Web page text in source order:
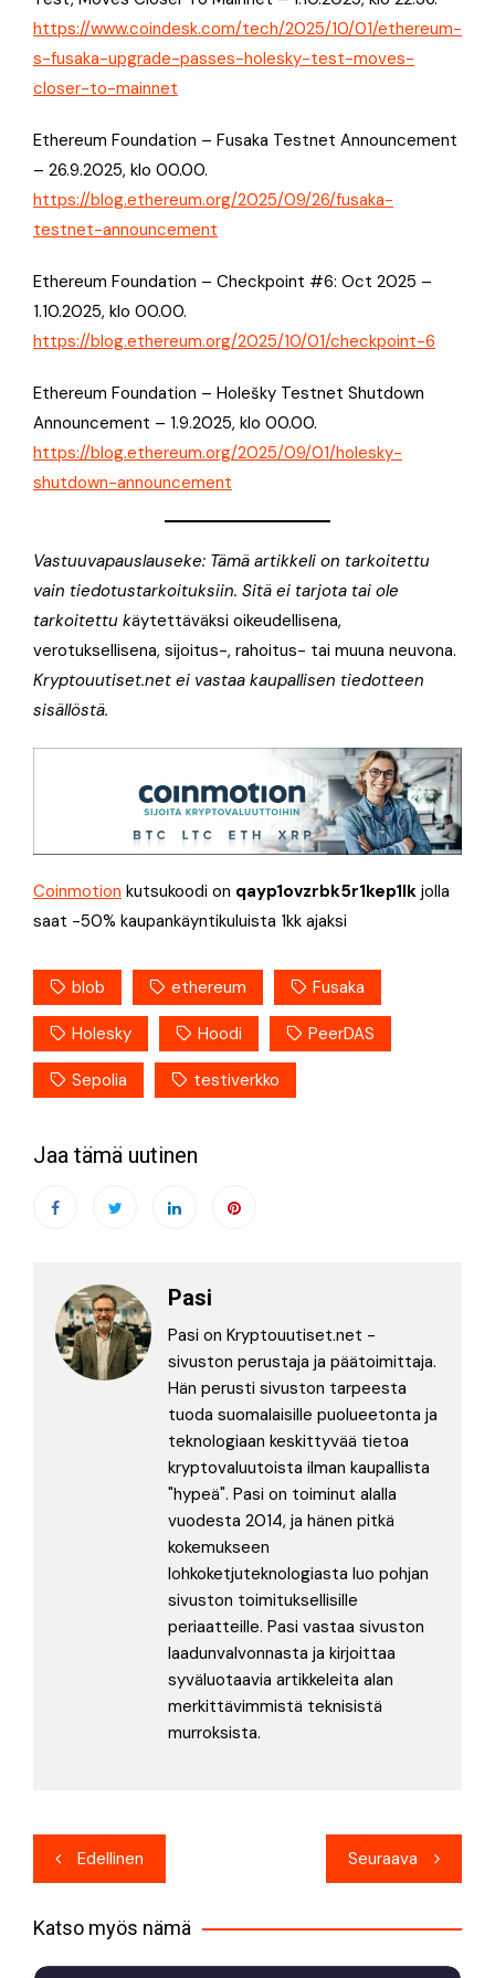
https://www.coindesk.com/tech/2025/10/01/ethereum-
s-fusaka-upgrade-passes-holesky-test-moves-
closer-to-mainnet
Ethereum Foundation – Fusaka Testnet Announcement
– 26.9.2025, klo 00.00.
https://blog.ethereum.org/2025/09/26/fusaka-
testnet-announcement
Ethereum Foundation – Checkpoint #6: Oct 2025 –
1.10.2025, klo 00.00.
https://blog.ethereum.org/2025/10/01/checkpoint-6
Ethereum Foundation – Holešky Testnet Shutdown
Announcement – 1.9.2025, klo 00.00.
https://blog.ethereum.org/2025/09/01/holesky-
shutdown-announcement
Vastuuvapauslauseke: Tämä artikkeli on tarkoitettu
vain tiedotustarkoituksiin. Sitä ei tarjota tai ole
tarkoitettu käytettäväksi oikeudellisena,
verotuksellisena, sijoitus-, rahoitus- tai muuna neuvona.
Kryptouutiset.net ei vastaa kaupallisen tiedotteen
sisällöstä.
Coinmotion kutsukoodi on qayp1ovzrbk5r1kep1lk jolla
saat -50% kaupankäyntikuluista 1kk ajaksi
blob ethereum Fusaka
Holesky Hoodi PeerDAS
Sepolia testiverkko
Jaa tämä uutinen
Pasi
Pasi on Kryptouutiset.net -
sivuston perustaja ja päätoimittaja.
Hän perusti sivuston tarpeesta
tuoda suomalaisille puolueetonta ja
teknologiaan keskittyvää tietoa
kryptovaluutoista ilman kaupallista
"hypeä". Pasi on toiminut alalla
vuodesta 2014, ja hänen pitkä
kokemukseen
lohkoketjuteknologiasta luo pohjan
sivuston toimituksellisille
periaatteille. Pasi vastaa sivuston
laadunvalvonnasta ja kirjoittaa
syväluotaavia artikkeleita alan
merkittävimmistä teknisistä
murroksista.
Artikkelien
selaus
Edellinen Seuraava
Katso myös nämä